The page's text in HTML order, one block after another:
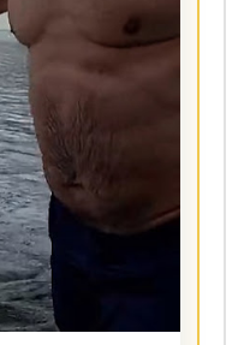
un sacchetto
della Besa